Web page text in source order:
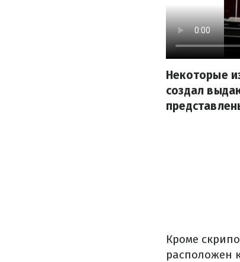
Некоторые
создал
Кроме
расположен